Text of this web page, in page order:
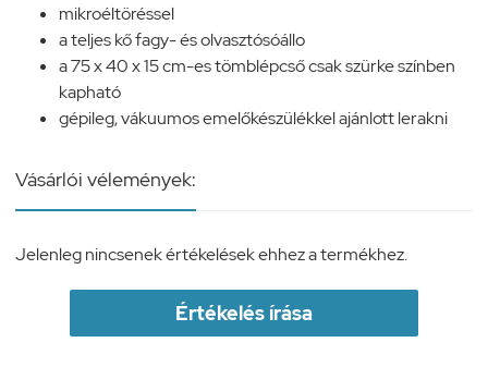
mikroéltöréssel
a teljes kő fagy- és olvasztósóállo
a 75 x 40 x 15 cm-es tömblépcső csak szürke színben
kapható
gépileg, vákuumos emelőkészülékkel ajánlott lerakni
Vásárlói vélemények:
Jelenleg nincsenek értékelések ehhez a termékhez.
Értékelés írása